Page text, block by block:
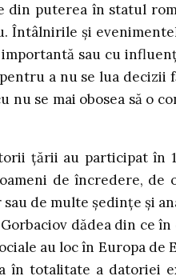
din puterea în statul
Întâlnirile și
sau cu
a nu se lua decizii
se mai obosea să o
țării au participat în
de încredere, de
de multe ședințe și
dădea din ce
au loc în Europa de
în totalitate a datoriei